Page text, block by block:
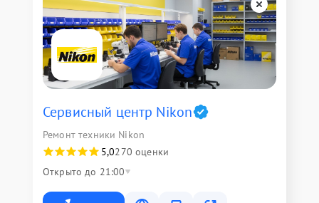
Сервисный центр Nikon
Ремонт техники Nikon
5,0270 оценки
Открыто до 21:00